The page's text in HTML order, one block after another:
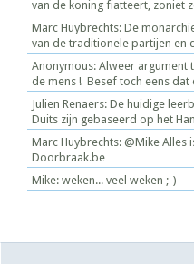
van de koning fiatteert, zoniet
Marc Huybrechts: De
van de traditionele partijen en
Anonymous: Alweer argument
de mens ! Besef toch eens dat
Julien Renaers: De huidige
Duits zijn gebaseerd op het
Marc Huybrechts: @Mike Alles
Doorbraak.be
Mike: weken... veel weken ;-)